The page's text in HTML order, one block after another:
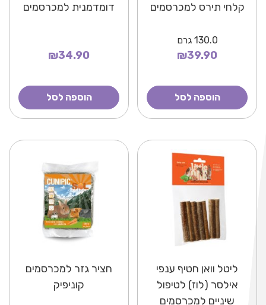
קלחי תירס למכרסמים
130.0 גרם
₪39.90
הוספה לסל
דומדמנית למכרסמים
₪34.90
הוספה לסל
ליטל וואן חטיף ענפי
אילסר (לוז) לטיפול
שיניים למכרסמים
חציר גזר למכרסמים
קוניפיק